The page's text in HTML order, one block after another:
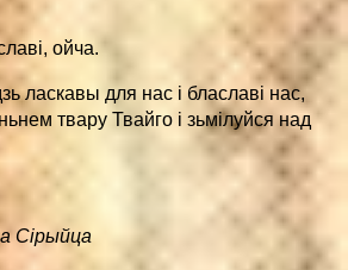
ойча.
ласкавы для нас і блаславі нас,
твару Твайго і зьмілуйся над
Сiрыйца